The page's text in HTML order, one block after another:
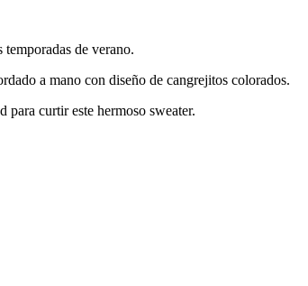
de verano.
a mano con diseño de cangrejitos colorados.
para curtir este hermoso sweater.